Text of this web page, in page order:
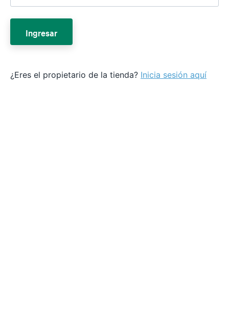
Ingresar
¿Eres el propietario de la tienda? Inicia sesión aquí